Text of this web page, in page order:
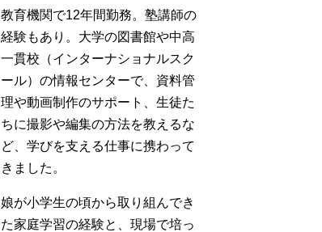
教育機関で12年間勤務。塾講師の
経験もあり。大学の図書館や中高
一貫校（インターナショナルスク
ール）の情報センターで、資料管
理や動画制作のサポート、生徒た
ちに撮影や編集の方法を教えるな
ど、学びを支える仕事に携わって
きました。
娘が小学生の頃から取り組んでき
た家庭学習の経験と、現場で培っ